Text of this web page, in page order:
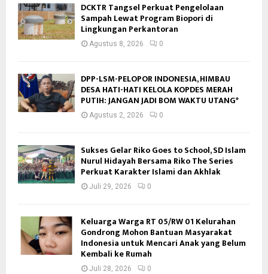
DCKTR Tangsel Perkuat Pengelolaan
Sampah Lewat Program Biopori di
Lingkungan Perkantoran
Agustus 8, 2026 0
DPP-LSM-PELOPOR INDONESIA, HIMBAU
DESA HATI-HATI KELOLA KOPDES MERAH
PUTIH: JANGAN JADI BOM WAKTU UTANG*
Agustus 2, 2026 0
Sukses Gelar Riko Goes to School, SD Islam
Nurul Hidayah Bersama Riko The Series
Perkuat Karakter Islami dan Akhlak
Juli 29, 2026 0
Keluarga Warga RT 05/RW 01 Kelurahan
Gondrong Mohon Bantuan Masyarakat
Indonesia untuk Mencari Anak yang Belum
Kembali ke Rumah
Juli 28, 2026 0